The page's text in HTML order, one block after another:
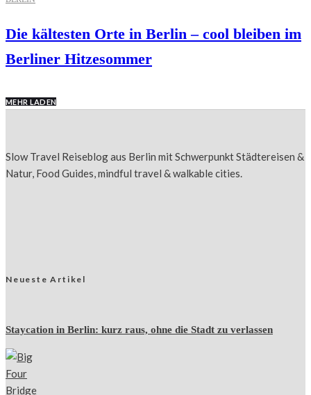
Die kältesten Orte in Berlin – cool bleiben im
Berliner Hitzesommer
MEHR LADEN
Slow Travel Reiseblog aus Berlin mit Schwerpunkt Städtereisen &
Natur, Food Guides, mindful travel & walkable cities.
Neueste Artikel
Staycation in Berlin: kurz raus, ohne die Stadt zu verlassen